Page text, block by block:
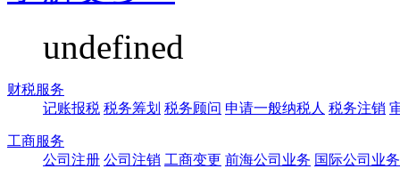
undefined
财税服务
记账报税 税务筹划 税务顾问 申请一般纳税人 税务注销
工商服务
公司注册 公司注销 工商变更 前海公司业务 国际公司业务